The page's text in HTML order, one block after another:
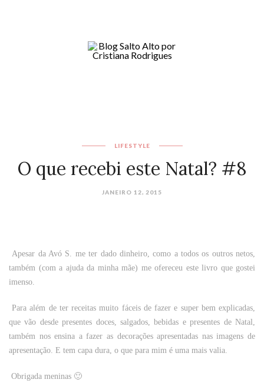
LIFESTYLE
O que recebi este Natal? #8
JANEIRO 12, 2015
Apesar da Avó S. me ter dado dinheiro, como a todos os outros netos,
também (com a ajuda da minha mãe) me ofereceu este livro que gostei
imenso.
Para além de ter receitas muito fáceis de fazer e super bem explicadas,
que vão desde presentes doces, salgados, bebidas e presentes de Natal,
também nos ensina a fazer as decorações apresentadas nas imagens de
apresentação. E tem capa dura, o que para mim é uma mais valia.
Obrigada meninas 🙂